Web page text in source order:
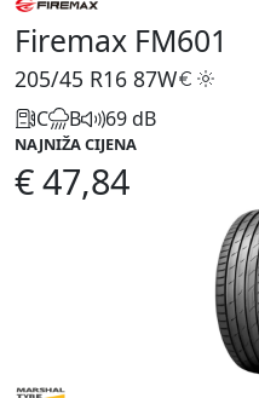
Firemax FM601
205/45 R16 87W
C B 69 dB
NAJNIŽA CIJENA
€ 47,84